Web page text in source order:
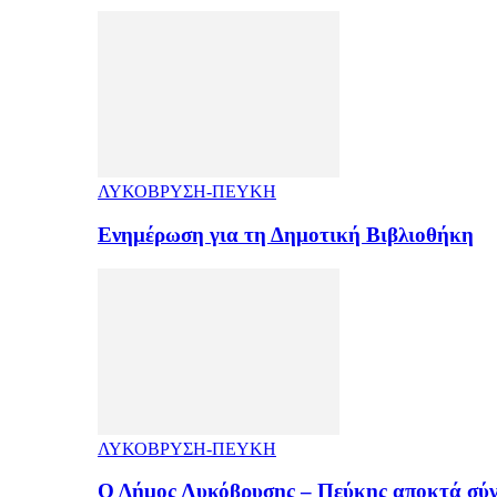
ΛΥΚΟΒΡΥΣΗ-ΠΕΥΚΗ
Ενημέρωση για τη Δημοτική Βιβλιοθήκη
ΛΥΚΟΒΡΥΣΗ-ΠΕΥΚΗ
Ο Δήμος Λυκόβρυσης – Πεύκης αποκτά